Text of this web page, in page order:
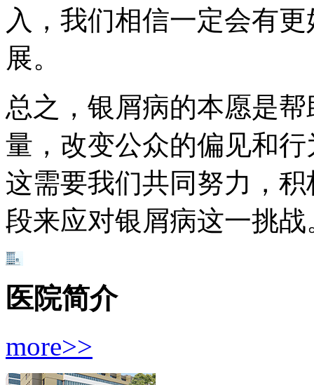
入，我们相信一定会有
展。
总之，银屑病的本愿是
量，改变公众的偏见和
这需要我们共同努力，
段来应对银屑病这一挑战
医院简介
more>>